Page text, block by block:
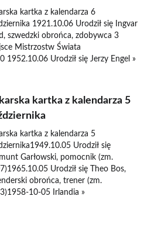
kartka z kalendarza 6
1921.10.06 Urodził się Ingvar
szwedzki obrońca, zdobywca 3
Mistrzostw Świata
1952.10.06 Urodził się Jerzy Engel »
kartka z kalendarza 5
kartka z kalendarza 5
Urodził się
Garłowski, pomocnik (zm.
Urodził się Theo Bos,
obrońca, trener (zm.
10-05 Irlandia »